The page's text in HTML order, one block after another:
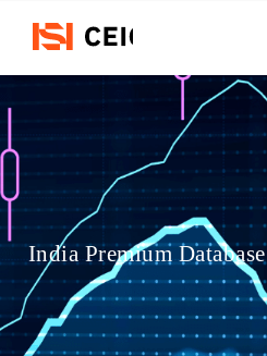
India Premium Database